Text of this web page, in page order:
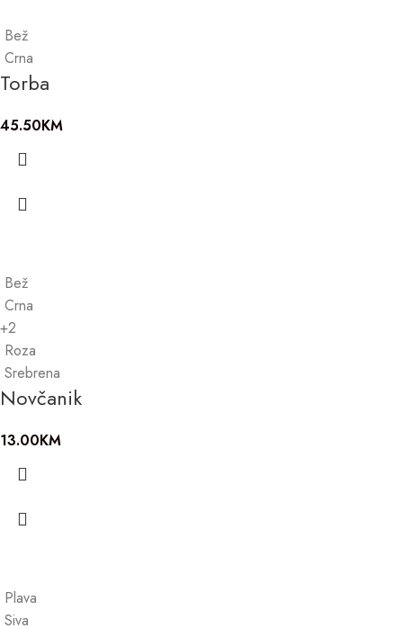
Bež
Crna
Torba
45.50KM
Bež
Crna
+2
Roza
Srebrena
Novčanik
13.00KM
Plava
Siva